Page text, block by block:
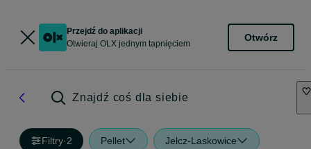
Przejdź do aplikacji
Otwieraj OLX jednym tapnięciem
Otwórz
Znajdź coś dla siebie
Filtry·2 Pellet Jelcz-Laskowice